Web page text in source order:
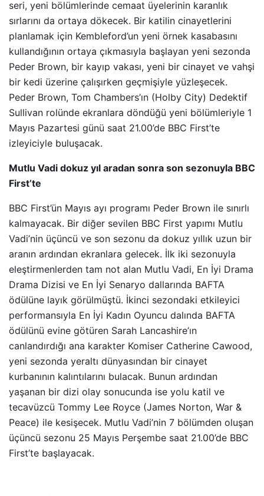
seri, yeni bölümlerinde cemaat üyelerinin karanlık
sırlarını da ortaya dökecek. Bir katilin cinayetlerini
planlamak için Kembleford’un yeni örnek kasabasını
kullandığının ortaya çıkmasıyla başlayan yeni sezonda
Peder Brown, bir kayıp vakası, yeni bir cinayet ve vahşi
bir kedi üzerine çalışırken geçmişiyle yüzleşecek.
Peder Brown, Tom Chambers’ın (Holby City) Dedektif
Sullivan rolünde ekranlara döndüğü yeni bölümleriyle 1
Mayıs Pazartesi günü saat 21.00’de BBC First’te
izleyiciyle buluşacak.
Mutlu Vadi dokuz yıl aradan sonra son sezonuyla BBC
First’te
BBC First’ün Mayıs ayı programı Peder Brown ile sınırlı
kalmayacak. Bir diğer sevilen BBC First yapımı Mutlu
Vadi’nin üçüncü ve son sezonu da dokuz yıllık uzun bir
aranın ardından ekranlara gelecek. İlk iki sezonuyla
eleştirmenlerden tam not alan Mutlu Vadi, En İyi Drama
Drama Dizisi ve En İyi Senaryo dallarında BAFTA
ödülüne layık görülmüştü. İkinci sezondaki etkileyici
performansıyla En İyi Kadın Oyuncu dalında BAFTA
ödülünü evine götüren Sarah Lancashire’ın
canlandırdığı ana karakter Komiser Catherine Cawood,
yeni sezonda yeraltı dünyasından bir cinayet
kurbanının kalıntılarını bulacak. Bunun ardından
yaşanan bir dizi olay sonucunda ise yolu katil ve
tecavüzcü Tommy Lee Royce (James Norton, War &
Peace) ile kesişecek. Mutlu Vadi’nin 7 bölümden oluşan
üçüncü sezonu 25 Mayıs Perşembe saat 21.00’de BBC
First’te başlayacak.